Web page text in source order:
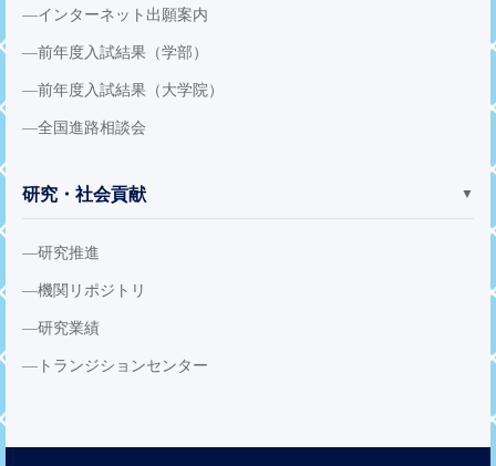
インターネット出願案内
前年度入試結果（学部）
前年度入試結果（大学院）
全国進路相談会
研究・社会貢献 ▼
研究推進
機関リポジトリ
研究業績
トランジションセンター